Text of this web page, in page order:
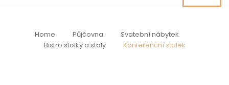
Home Půjčovna
Svatební nábytek
Bistro stolky a stoly
Konferenční stolek